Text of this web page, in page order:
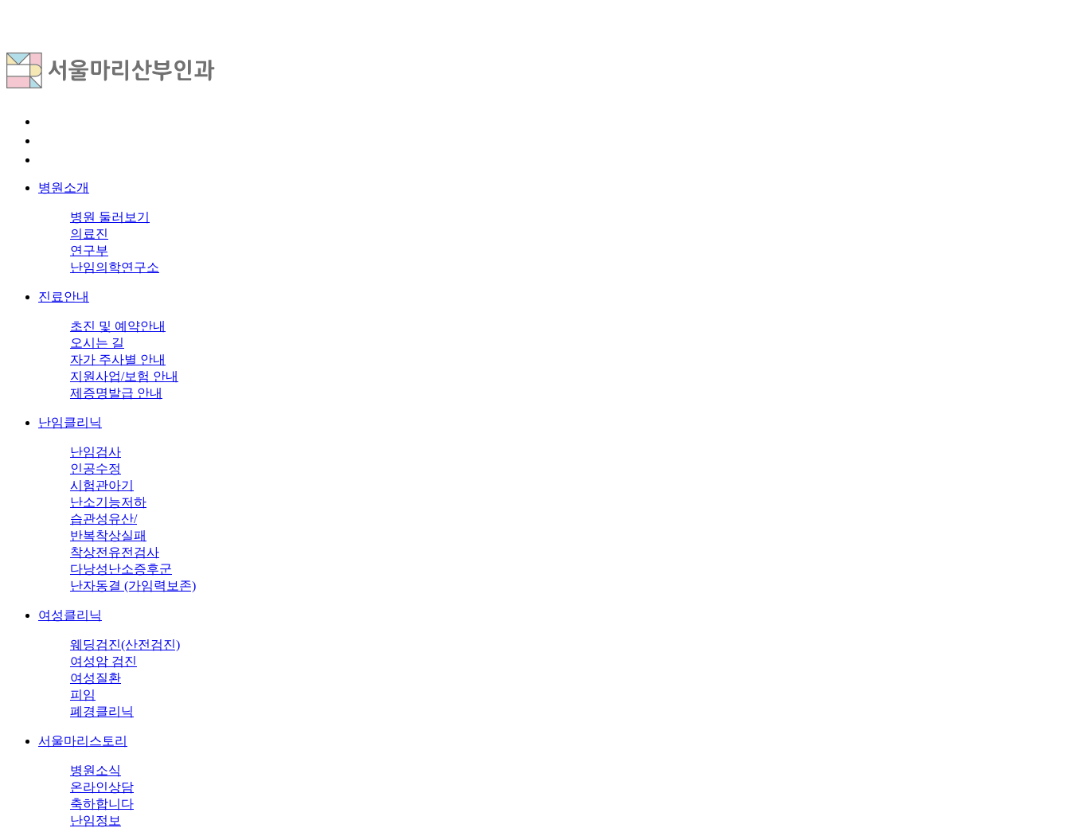
병원소개
병원 둘러보기
의료진
연구부
난임의학연구소
진료안내
초진 및 예약안내
오시는 길
자가 주사별 안내
지원사업/보험 안내
제증명발급 안내
난임클리닉
난임검사
인공수정
시험관아기
난소기능저하
습관성유산/
반복착상실패
착상전유전검사
다낭성난소증후군
난자동결 (가임력보존)
여성클리닉
웨딩검진(산전검진)
여성암 검진
여성질환
피임
폐경클리닉
서울마리스토리
병원소식
온라인상담
축하합니다
난임정보